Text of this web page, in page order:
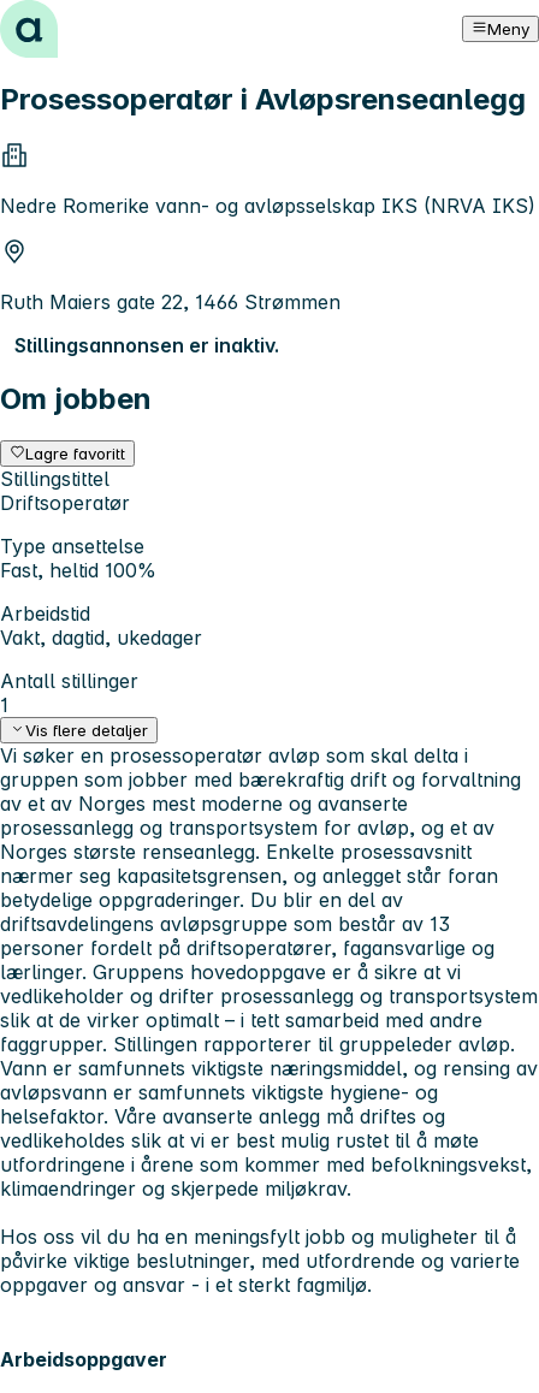
Hopp til innhold Meny
Prosessoperatør i Avløpsrenseanlegg
Nedre Romerike vann- og avløpsselskap IKS (NRVA IKS)
Ruth Maiers gate 22, 1466 Strømmen
Stillingsannonsen er inaktiv.
Om jobben
Lagre favoritt
Stillingstittel
Driftsoperatør
Type ansettelse
Fast, heltid 100%
Arbeidstid
Vakt, dagtid, ukedager
Antall stillinger
1
Vis flere detaljer
Vi søker en prosessoperatør avløp som skal delta i
gruppen som jobber med bærekraftig drift og forvaltning
av et av Norges mest moderne og avanserte
prosessanlegg og transportsystem for avløp, og et av
Norges største renseanlegg. Enkelte prosessavsnitt
nærmer seg kapasitetsgrensen, og anlegget står foran
betydelige oppgraderinger. Du blir en del av
driftsavdelingens avløpsgruppe som består av 13
personer fordelt på driftsoperatører, fagansvarlige og
lærlinger. Gruppens hovedoppgave er å sikre at vi
vedlikeholder og drifter prosessanlegg og transportsystem
slik at de virker optimalt – i tett samarbeid med andre
faggrupper. Stillingen rapporterer til gruppeleder avløp.
Vann er samfunnets viktigste næringsmiddel, og rensing av
avløpsvann er samfunnets viktigste hygiene- og
helsefaktor. Våre avanserte anlegg må driftes og
vedlikeholdes slik at vi er best mulig rustet til å møte
utfordringene i årene som kommer med befolkningsvekst,
klimaendringer og skjerpede miljøkrav.
Hos oss vil du ha en meningsfylt jobb og muligheter til å
påvirke viktige beslutninger, med utfordrende og varierte
oppgaver og ansvar - i et sterkt fagmiljø.
Arbeidsoppgaver